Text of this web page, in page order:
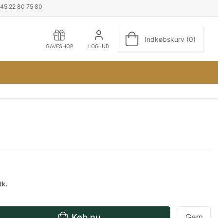
22 80 75 80
GAVESHOP LOG IND
Indkøbskurv (0)